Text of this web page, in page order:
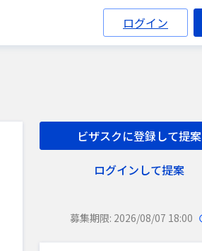
ログイン
ビザスクに登録して提案
ログインして提案
募集期限: 2026/08/07 18:00